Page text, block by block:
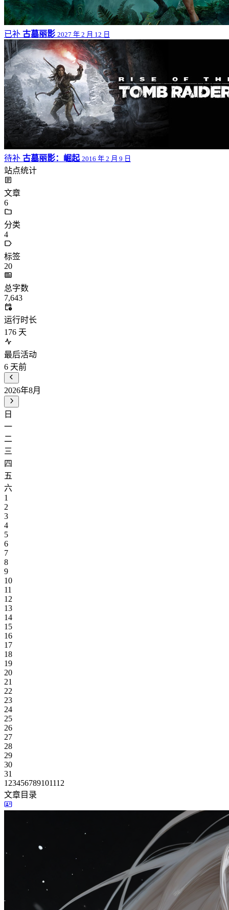
已补 古墓丽影 2027 年 2 月 12 日
待补 古墓丽影：崛起 2016 年 2 月 9 日
站点统计
文章
6
分类
4
标签
20
总字数
7,643
运行时长
176 天
最后活动
6 天前
2026年8月
日
一
二
三
四
五
六
1
2
3
4
5
6
7
8
9
10
11
12
13
14
15
16
17
18
19
20
21
22
23
24
25
26
27
28
29
30
31
1 23456789101112
文章目录